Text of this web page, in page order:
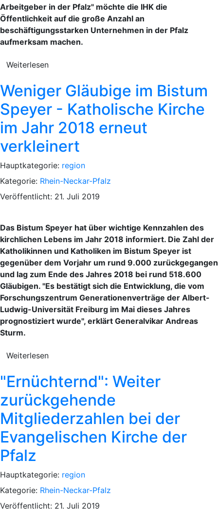
Arbeitgeber in der Pfalz" möchte die IHK die
Öffentlichkeit auf die große Anzahl an
beschäftigungsstarken Unternehmen in der Pfalz
aufmerksam machen.
Weiterlesen
Weniger Gläubige im Bistum
Speyer - Katholische Kirche
im Jahr 2018 erneut
verkleinert
Hauptkategorie: region
Kategorie: Rhein-Neckar-Pfalz
Veröffentlicht: 21. Juli 2019
Das Bistum Speyer hat über wichtige Kennzahlen des
kirchlichen Lebens im Jahr 2018 informiert. Die Zahl der
Katholikinnen und Katholiken im Bistum Speyer ist
gegenüber dem Vorjahr um rund 9.000 zurückgegangen
und lag zum Ende des Jahres 2018 bei rund 518.600
Gläubigen. "Es bestätigt sich die Entwicklung, die vom
Forschungszentrum Generationenverträge der Albert-
Ludwig-Universität Freiburg im Mai dieses Jahres
prognostiziert wurde", erklärt Generalvikar Andreas
Sturm.
Weiterlesen
"Ernüchternd": Weiter
zurückgehende
Mitgliederzahlen bei der
Evangelischen Kirche der
Pfalz
Hauptkategorie: region
Kategorie: Rhein-Neckar-Pfalz
Veröffentlicht: 21. Juli 2019